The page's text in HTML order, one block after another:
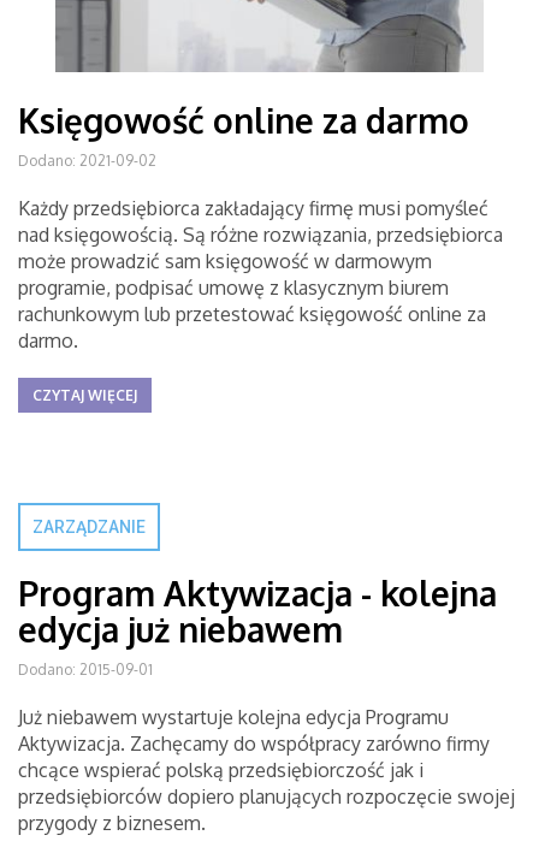
Księgowość online za darmo
Dodano: 2021-09-02
Każdy przedsiębiorca zakładający firmę musi pomyśleć
nad księgowością. Są różne rozwiązania, przedsiębiorca
może prowadzić sam księgowość w darmowym
programie, podpisać umowę z klasycznym biurem
rachunkowym lub przetestować księgowość online za
darmo.
CZYTAJ WIĘCEJ
ZARZĄDZANIE
Program Aktywizacja - kolejna
edycja już niebawem
Dodano: 2015-09-01
Już niebawem wystartuje kolejna edycja Programu
Aktywizacja. Zachęcamy do współpracy zarówno firmy
chcące wspierać polską przedsiębiorczość jak i
przedsiębiorców dopiero planujących rozpoczęcie swojej
przygody z biznesem.